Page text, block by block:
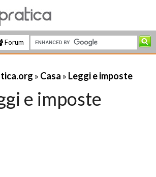
Forum
» Casa » Leggi e imposte
e imposte